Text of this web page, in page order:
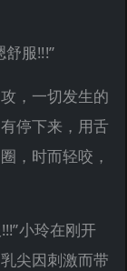
服!!!”
，一切发生的
停下来，用舌
，时而轻咬，
小玲在刚开
尖因刺激而带